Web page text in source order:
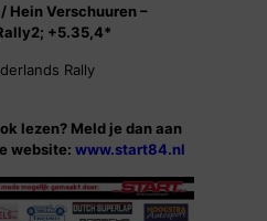
Hein Verschuuren –
+5.35,4*
Rally
lezen? Meld je dan aan
website: www.start84.nl